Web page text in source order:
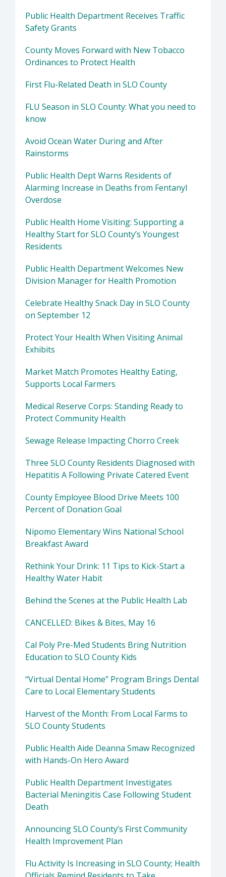
Public Health Department Receives Traffic
Safety Grants
County Moves Forward with New Tobacco
Ordinances to Protect Health
First Flu-Related Death in SLO County
FLU Season in SLO County: What you need to
know
Avoid Ocean Water During and After
Rainstorms
Public Health Dept Warns Residents of
Alarming Increase in Deaths from Fentanyl
Overdose
Public Health Home Visiting: Supporting a
Healthy Start for SLO County’s Youngest
Residents
Public Health Department Welcomes New
Division Manager for Health Promotion
Celebrate Healthy Snack Day in SLO County
on September 12
Protect Your Health When Visiting Animal
Exhibits
Market Match Promotes Healthy Eating,
Supports Local Farmers
Medical Reserve Corps: Standing Ready to
Protect Community Health
Sewage Release Impacting Chorro Creek
Three SLO County Residents Diagnosed with
Hepatitis A Following Private Catered Event
County Employee Blood Drive Meets 100
Percent of Donation Goal
Nipomo Elementary Wins National School
Breakfast Award
Rethink Your Drink: 11 Tips to Kick-Start a
Healthy Water Habit
Behind the Scenes at the Public Health Lab
CANCELLED: Bikes & Bites, May 16
Cal Poly Pre-Med Students Bring Nutrition
Education to SLO County Kids
“Virtual Dental Home” Program Brings Dental
Care to Local Elementary Students
Harvest of the Month: From Local Farms to
SLO County Students
Public Health Aide Deanna Smaw Recognized
with Hands-On Hero Award
Public Health Department Investigates
Bacterial Meningitis Case Following Student
Death
Announcing SLO County’s First Community
Health Improvement Plan
Flu Activity Is Increasing in SLO County; Health